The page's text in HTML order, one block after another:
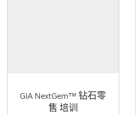
GIA NextGem™ 钻石零
售 培训